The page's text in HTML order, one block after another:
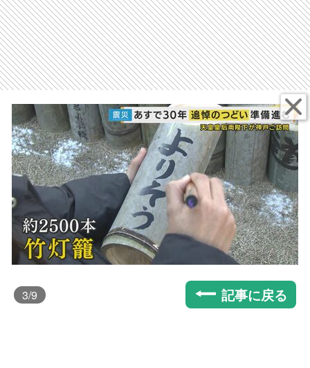
3/9 記事に戻る